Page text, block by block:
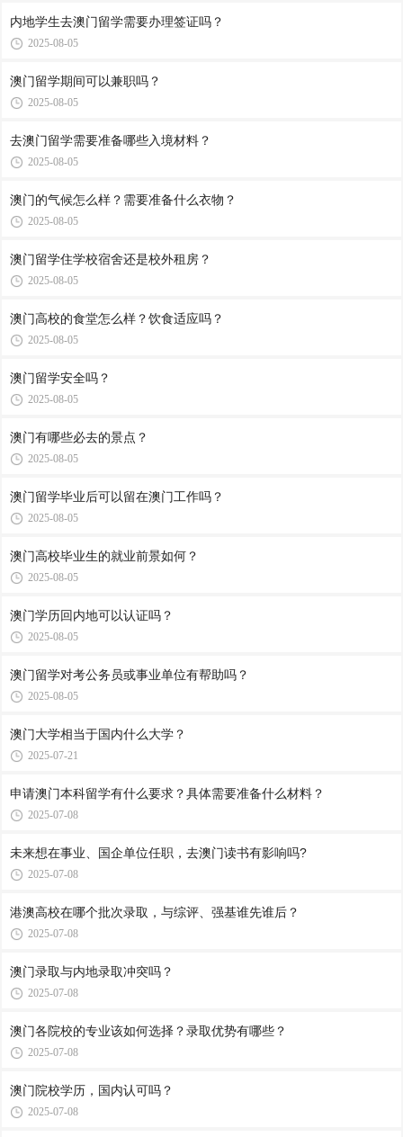
内地学生去澳门留学需要办理签证吗？
2025-08-05
澳门留学期间可以兼职吗？
2025-08-05
去澳门留学需要准备哪些入境材料？
2025-08-05
澳门的气候怎么样？需要准备什么衣物？
2025-08-05
澳门留学住学校宿舍还是校外租房？
2025-08-05
澳门高校的食堂怎么样？饮食适应吗？
2025-08-05
澳门留学安全吗？
2025-08-05
澳门有哪些必去的景点？
2025-08-05
澳门留学毕业后可以留在澳门工作吗？
2025-08-05
澳门高校毕业生的就业前景如何？
2025-08-05
澳门学历回内地可以认证吗？
2025-08-05
澳门留学对考公务员或事业单位有帮助吗？
2025-08-05
澳门大学相当于国内什么大学？
2025-07-21
申请澳门本科留学有什么要求？具体需要准备什么材料？
2025-07-08
未来想在事业、国企单位任职，去澳门读书有影响吗?
2025-07-08
港澳高校在哪个批次录取，与综评、强基谁先谁后？
2025-07-08
澳门录取与内地录取冲突吗？
2025-07-08
澳门各院校的专业该如何选择？录取优势有哪些？
2025-07-08
澳门院校学历，国内认可吗？
2025-07-08